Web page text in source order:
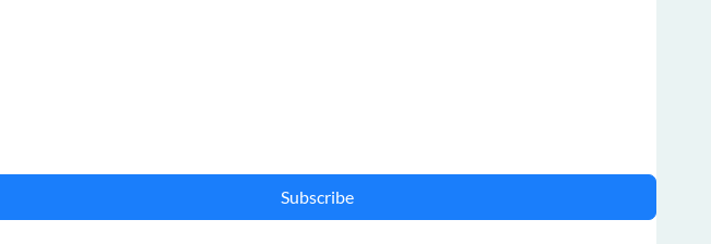
Subscribe